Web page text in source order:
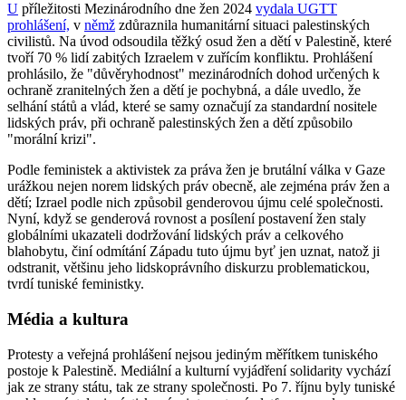
U příležitosti Mezinárodního dne žen 2024 vydala UGTT
prohlášení, v němž zdůraznila humanitární situaci palestinských
civilistů. Na úvod odsoudila těžký osud žen a dětí v Palestině, které
tvoří 70 % lidí zabitých Izraelem v zuřícím konfliktu. Prohlášení
prohlásilo, že "důvěryhodnost" mezinárodních dohod určených k
ochraně zranitelných žen a dětí je pochybná, a dále uvedlo, že
selhání států a vlád, které se samy označují za standardní nositele
lidských práv, při ochraně palestinských žen a dětí způsobilo
"morální krizi".
Podle feministek a aktivistek za práva žen je brutální válka v Gaze
urážkou nejen norem lidských práv obecně, ale zejména práv žen a
dětí; Izrael podle nich způsobil genderovou újmu celé společnosti.
Nyní, když se genderová rovnost a posílení postavení žen staly
globálními ukazateli dodržování lidských práv a celkového
blahobytu, činí odmítání Západu tuto újmu byť jen uznat, natož ji
odstranit, většinu jeho lidskoprávního diskurzu problematickou,
tvrdí tuniské feministky.
Média a kultura
Protesty a veřejná prohlášení nejsou jediným měřítkem tuniského
postoje k Palestině. Mediální a kulturní vyjádření solidarity vychází
jak ze strany státu, tak ze strany společnosti. Po 7. říjnu byly tuniské